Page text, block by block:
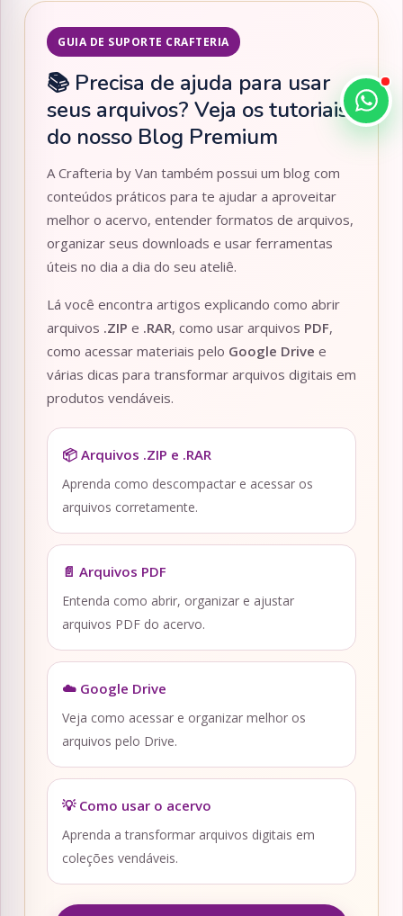
GUIA DE SUPORTE CRAFTERIA
📚 Precisa de ajuda para usar
seus arquivos? Veja os tutoriais
do nosso Blog Premium
A Crafteria by Van também possui um blog com
conteúdos práticos para te ajudar a aproveitar
melhor o acervo, entender formatos de arquivos,
organizar seus downloads e usar ferramentas
úteis no dia a dia do seu ateliê.
Lá você encontra artigos explicando como abrir
arquivos .ZIP e .RAR, como usar arquivos PDF,
como acessar materiais pelo Google Drive e
várias dicas para transformar arquivos digitais em
produtos vendáveis.
📦 Arquivos .ZIP e .RAR
Aprenda como descompactar e acessar os
arquivos corretamente.
📄 Arquivos PDF
Entenda como abrir, organizar e ajustar
arquivos PDF do acervo.
☁️ Google Drive
Veja como acessar e organizar melhor os
arquivos pelo Drive.
💡 Como usar o acervo
Aprenda a transformar arquivos digitais em
coleções vendáveis.